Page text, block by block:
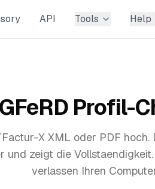
API Tools Help
Profil-
X XML oder PDF
und zeigt die
verlassen Ihren